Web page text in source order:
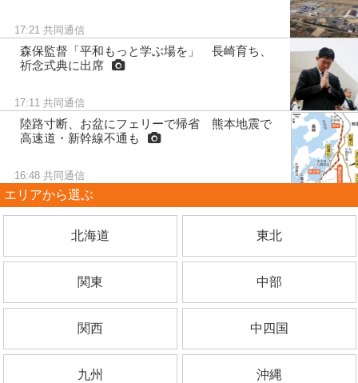
17:21 共同通信
森保監督「平和もっと学ぶ場を」 長崎育ち、
祈念式典に出席
17:11 共同通信
陸路寸断、お盆にフェリーで帰省 熊本地震で
高速道・新幹線不通も
16:48 共同通信
エリアから選ぶ
北海道 東北
関東 中部
関西 中四国
九州 沖縄